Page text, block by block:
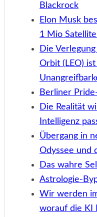
Blackrock
Elon Musk
1 Mio
Die
Orbit (LEO)
Berliner
Die Realität
Intelligenz
Übergang in
Odyssee und
Das wahre
Astrologie-
Wir werden
worauf die KI